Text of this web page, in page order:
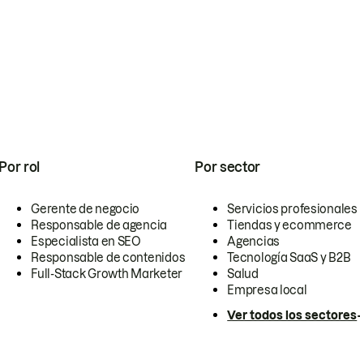
Por rol
Gerente de negocio
Responsable de agencia
Especialista en SEO
Responsable de contenidos
Full-Stack Growth Marketer
Por sector
Servicios profesionales
Tiendas y ecommerce
Agencias
Tecnología SaaS y B2B
Salud
Empresa local
Ver todos los sectores